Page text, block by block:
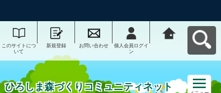
このサイトにつ
いて
新規登録 お問い合わせ
個人会員ログイ
ン
ひろしま森づくりコミュニティネット